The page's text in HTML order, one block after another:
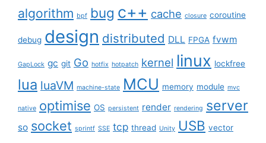
algorithm bpf bug c++ cache closure coroutine
debug design distributed DLL FPGA fvwm
GapLock gc git Go hotfix hotpatch kernel linux lockfree
lua luaVM machine-state MCU memory module mvc
native optimise OS persistent render rendering server
so socket sprintf SSE tcp thread Unity USB vector